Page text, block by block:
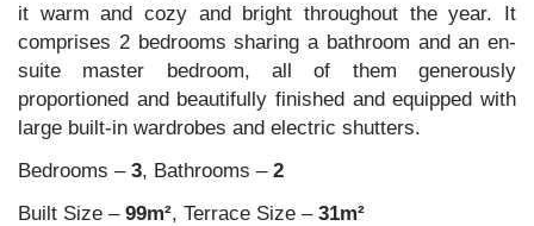
it warm and cozy and bright throughout the year. It
comprises 2 bedrooms sharing a bathroom and an en-
suite master bedroom, all of them generously
proportioned and beautifully finished and equipped with
large built-in wardrobes and electric shutters.
Bedrooms – 3, Bathrooms – 2
Built Size – 99m², Terrace Size – 31m²